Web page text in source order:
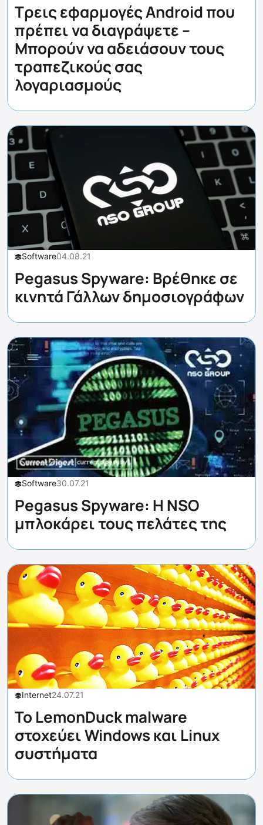
Τρεις εφαρμογές Android που
πρέπει να διαγράψετε –
Μπορούν να αδειάσουν τους
τραπεζικούς σας
λογαριασμούς
Software04.08.21
Pegasus Spyware: Βρέθηκε σε
κινητά Γάλλων δημοσιογράφων
Software30.07.21
Pegasus Spyware: H NSO
μπλοκάρει τους πελάτες της
Internet24.07.21
To LemonDuck malware
στοχεύει Windows και Linux
συστήματα